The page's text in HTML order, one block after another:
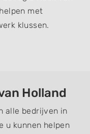
met
klussen.
Holland
alle bedrijven in
u kunnen helpen